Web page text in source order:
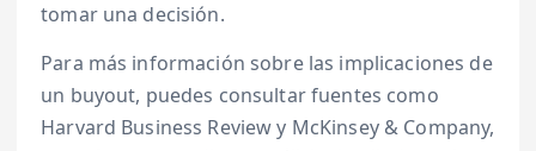
tomar una decisión.
Para más información sobre las implicaciones de
un buyout, puedes consultar fuentes como
Harvard Business Review y McKinsey & Company,